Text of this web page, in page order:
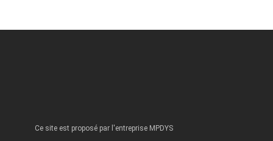
Ce site est proposé par l'entreprise MPDYS